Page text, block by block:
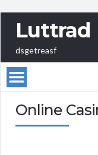
Luttrad
dsgetreasf
Online